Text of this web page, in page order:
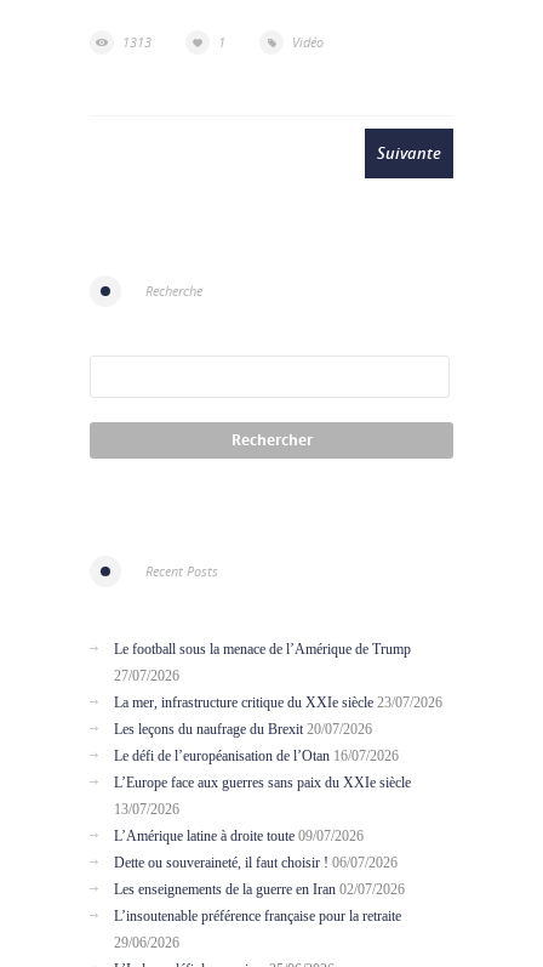
1313 1 Vidéo
Suivante
Recherche
Recent Posts
Le football sous la menace de l’Amérique de Trump
27/07/2026
La mer, infrastructure critique du XXIe siècle 23/07/2026
Les leçons du naufrage du Brexit 20/07/2026
Le défi de l’européanisation de l’Otan 16/07/2026
L’Europe face aux guerres sans paix du XXIe siècle
13/07/2026
L’Amérique latine à droite toute 09/07/2026
Dette ou souveraineté, il faut choisir ! 06/07/2026
Les enseignements de la guerre en Iran 02/07/2026
L’insoutenable préférence française pour la retraite
29/06/2026